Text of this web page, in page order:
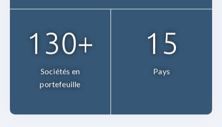
130+
Sociétés en
portefeuille
15
Pays